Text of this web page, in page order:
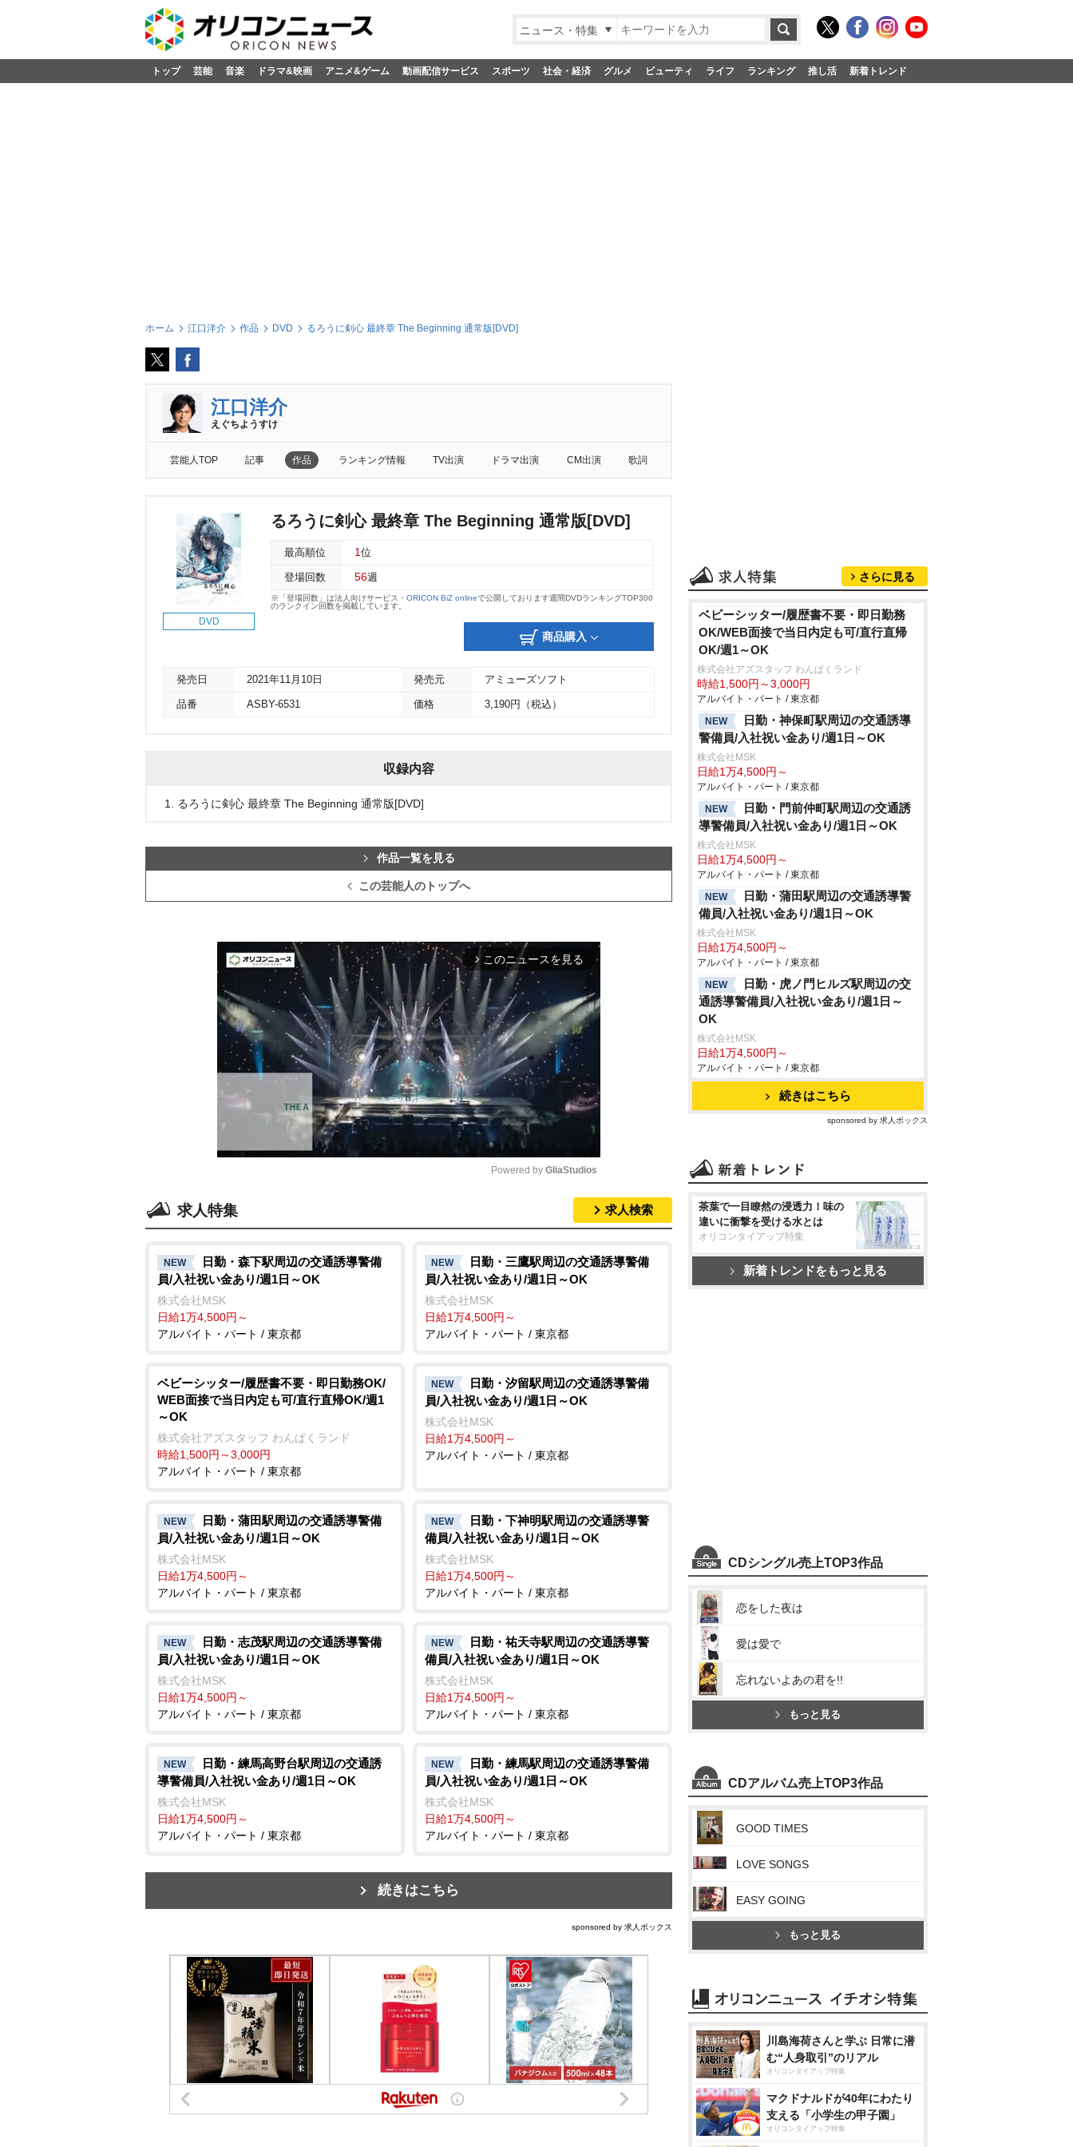
ニュース・特集
トップ 芸能 音楽 ドラマ&映画 アニメ&ゲーム 動画配信サービス スポーツ 社会・経済 グルメ ビューティ ライフ ランキング 推し活 新着トレンド
ホーム 江口洋介 作品 DVD るろうに剣心 最終章 The Beginning 通常版[DVD]
江口洋介
えぐちようすけ
芸能人TOP 記事 作品 ランキング情報 TV出演 ドラマ出演 CM出演 歌詞
DVD
るろうに剣心 最終章 The Beginning 通常版[DVD]
最高順位 1 位
登場回数 56週
※「登場回数」は法人向けサービス・ ORICON BiZ onlineで公開しております週間DVDランキングTOP300
のランクイン回数を掲載しています。
商品購入
発売日 2021年11月10日 発売元 アミューズソフト
品番 ASBY-6531 価格 3,190円（税込）
収録内容
1. るろうに剣心 最終章 The Beginning 通常版[DVD]
作品一覧を見る
この芸能人のトップへ
arrow_forward_ios このニュースを見る
t
e
Powered by GliaStudios
求人特集 求人検索
NEW
日勤・森下駅周辺の交通誘導警備
員/入社祝い金あり/週1日～OK
株式会社MSK
日給1万4,500円～
アルバイト・パート / 東京都
NEW
日勤・三鷹駅周辺の交通誘導警備
員/入社祝い金あり/週1日～OK
株式会社MSK
日給1万4,500円～
アルバイト・パート / 東京都
ベビーシッター/履歴書不要・即日勤務OK/
WEB面接で当日内定も可/直行直帰OK/週1
～OK
株式会社アズスタッフ わんぱくランド
時給1,500円～3,000円
アルバイト・パート / 東京都
NEW
日勤・汐留駅周辺の交通誘導警備
員/入社祝い金あり/週1日～OK
株式会社MSK
日給1万4,500円～
アルバイト・パート / 東京都
NEW
日勤・蒲田駅周辺の交通誘導警備
員/入社祝い金あり/週1日～OK
株式会社MSK
日給1万4,500円～
アルバイト・パート / 東京都
NEW
日勤・下神明駅周辺の交通誘導警
備員/入社祝い金あり/週1日～OK
株式会社MSK
日給1万4,500円～
アルバイト・パート / 東京都
NEW
日勤・志茂駅周辺の交通誘導警備
員/入社祝い金あり/週1日～OK
株式会社MSK
日給1万4,500円～
アルバイト・パート / 東京都
NEW
日勤・祐天寺駅周辺の交通誘導警
備員/入社祝い金あり/週1日～OK
株式会社MSK
日給1万4,500円～
アルバイト・パート / 東京都
NEW
日勤・練馬高野台駅周辺の交通誘
導警備員/入社祝い金あり/週1日～OK
株式会社MSK
日給1万4,500円～
アルバイト・パート / 東京都
NEW
日勤・練馬駅周辺の交通誘導警備
員/入社祝い金あり/週1日～OK
株式会社MSK
日給1万4,500円～
アルバイト・パート / 東京都
続きはこちら
sponsored by 求人ボックス
さらに見る
ベビーシッター/履歴書不要・即日勤務
OK/WEB面接で当日内定も可/直行直帰
OK/週1～OK
株式会社アズスタッフ わんぱくランド
時給1,500円～3,000円
アルバイト・パート / 東京都
NEW
日勤・神保町駅周辺の交通誘導
警備員/入社祝い金あり/週1日～OK
株式会社MSK
日給1万4,500円～
アルバイト・パート / 東京都
NEW
日勤・門前仲町駅周辺の交通誘
導警備員/入社祝い金あり/週1日～OK
株式会社MSK
日給1万4,500円～
アルバイト・パート / 東京都
NEW
日勤・蒲田駅周辺の交通誘導警
備員/入社祝い金あり/週1日～OK
株式会社MSK
日給1万4,500円～
アルバイト・パート / 東京都
NEW
日勤・虎ノ門ヒルズ駅周辺の交
通誘導警備員/入社祝い金あり/週1日～
OK
株式会社MSK
日給1万4,500円～
アルバイト・パート / 東京都
続きはこちら
sponsored by 求人ボックス
茶葉で一目瞭然の浸透力！味の
違いに衝撃を受ける水とは
オリコンタイアップ特集
新着トレンドをもっと見る
CDシングル売上TOP3作品
恋をした夜は
愛は愛で
忘れないよあの君を!!
もっと見る
CDアルバム売上TOP3作品
GOOD TIMES
LOVE SONGS
EASY GOING
もっと見る
川島海荷さんと学ぶ 日常に潜
む“人身取引”のリアル
オリコンタイアップ特集
マクドナルドが40年にわたり
支える「小学生の甲子園」
オリコンタイアップ特集